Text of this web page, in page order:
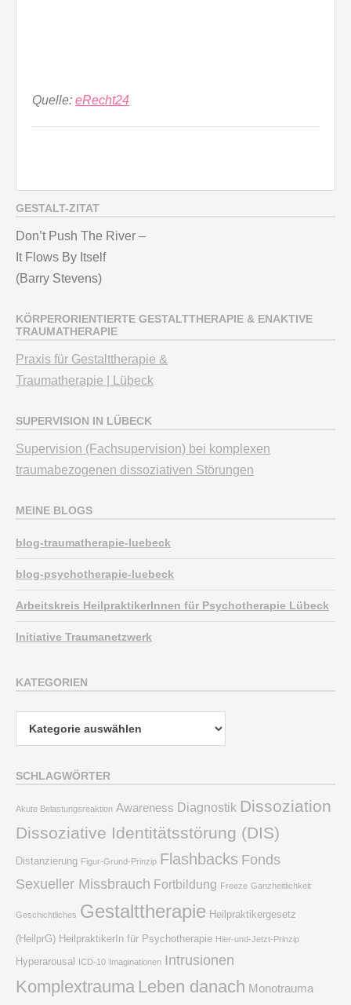
Quelle: eRecht24
GESTALT-ZITAT
Don’t Push The River –
It Flows By Itself
(Barry Stevens)
KÖRPERORIENTIERTE GESTALTTHERAPIE & ENAKTIVE
TRAUMATHERAPIE
Praxis für Gestalttherapie &
Traumatherapie | Lübeck
SUPERVISION IN LÜBECK
Supervision (Fachsupervision) bei komplexen
traumabezogenen dissoziativen Störungen
MEINE BLOGS
blog-traumatherapie-luebeck
blog-psychotherapie-luebeck
Arbeitskreis HeilpraktikerInnen für Psychotherapie Lübeck
Initiative Traumanetzwerk
KATEGORIEN
SCHLAGWÖRTER
Akute Belastungsreaktion Awareness Diagnostik Dissoziation
Dissoziative Identitätsstörung (DIS)
Distanzierung Figur-Grund-Prinzip Flashbacks Fonds
Sexueller Missbrauch Fortbildung Freeze Ganzheitlichkeit
Geschichtliches Gestalttherapie Heilpraktikergesetz
(HeilprG) HeilpraktikerIn für Psychotherapie Hier-und-Jetzt-Prinzip
Hyperarousal ICD-10 Imaginationen Intrusionen
Komplextrauma Leben danach Monotrauma